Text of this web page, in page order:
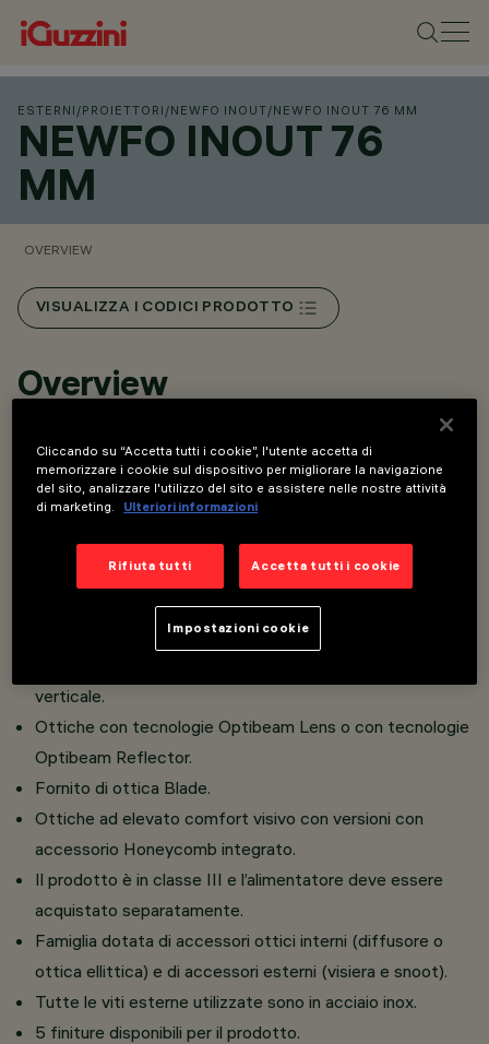
ESTERNI /PROIETTORI /NEWFO INOUT/NEWFO INOUT 76 MM
NEWFO INOUT 76
MM
OVERVIEW
VISUALIZZA I CODICI PRODOTTO
Overview
Proiettore per applicazione outdoor.
Installazione a pavimento, a parete e a soffitto.
Costituito da vano ottico, snodo e basetta in
pressofusione di alluminio e vetro temprato.
La cornice frontale decorativa in materiale plastico deve
essere acquistata separatamente.
Possibile rotazione di 360° sul piano orizzontale grazie
verticale.
Ottiche con tecnologie Optibeam Lens o con tecnologie
Optibeam Reflector.
Fornito di ottica Blade.
Ottiche ad elevato comfort visivo con versioni con
accessorio Honeycomb integrato.
Il prodotto è in classe III e l’alimentatore deve essere
acquistato separatamente.
Famiglia dotata di accessori ottici interni (diffusore o
ottica ellittica) e di accessori esterni (visiera e snoot).
Tutte le viti esterne utilizzate sono in acciaio inox.
5 finiture disponibili per il prodotto.
Cliccando su “Accetta tutti i cookie”, l'utente accetta di
memorizzare i cookie sul dispositivo per migliorare la navigazione
del sito, analizzare l'utilizzo del sito e assistere nelle nostre attività
di marketing.
Ulteriori informazioni
Rifiuta tutti Accetta tutti i cookie
Impostazioni cookie